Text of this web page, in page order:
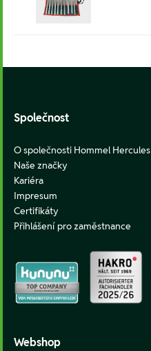
Společnost
O společnosti Hommel Hercules
Naše značky
Kariéra
Impresum
Certifikáty
Přihlášení pro zaměstnance
Webshop